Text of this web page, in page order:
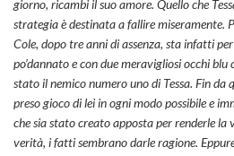
giorno, ricambi il suo amore. Quello che
strategia è destinata a fallire miseramente.
Cole, dopo tre anni di assenza, sta infatti
po’dannato e con due meravigliosi occhi blu
stato il nemico numero uno di Tessa. Fin da
preso gioco di lei in ogni modo possibile e
che sia stato creato apposta per renderle la
verità, i fatti sembrano darle ragione.